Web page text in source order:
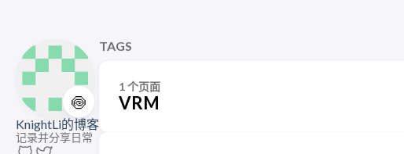
🍥
KnightLi的博客
记录并分享日常
TAGS
1 个页面
VRM